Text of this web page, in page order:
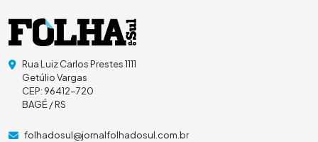
Rua Luiz Carlos Prestes 1111
Getúlio Vargas
CEP: 96412-720
BAGÉ / RS
folhadosul@jornalfolhadosul.com.br